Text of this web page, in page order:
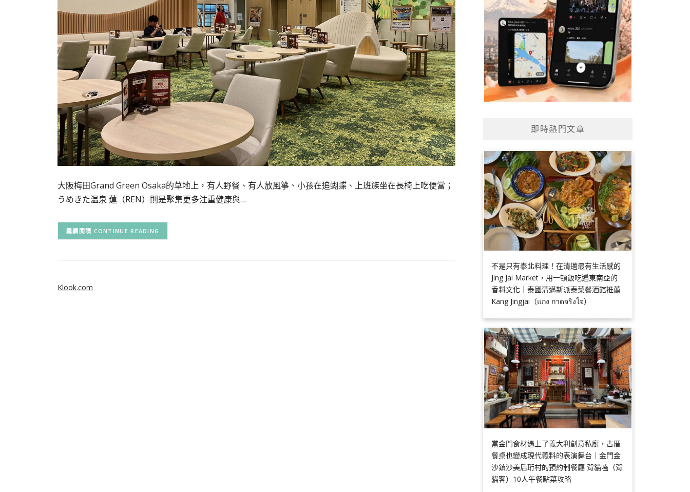
大阪梅田Grand Green Osaka的草地上，有人野餐、有人放風箏、小孩在追蝴蝶、上班族坐在長椅上吃便當；
うめきた温泉 蓮（REN）則是聚集更多注重健康與…
CONTINUE READING
即時熱門文章
不是只有泰北料理！在清邁最有生活感的
Jing Jai Market，用一頓飯吃遍東南亞的
香料文化｜泰國清邁新派泰菜餐酒館推薦
Kang Jingjai（แกง กาดจริงใจ）
當金門食材遇上了義大利創意私廚，古厝
餐桌也變成現代義料的表演舞台｜金門金
沙鎮沙美后珩村的預約制餐廳 背貓嗑（背
貓客）10人午餐點菜攻略
Klook.com